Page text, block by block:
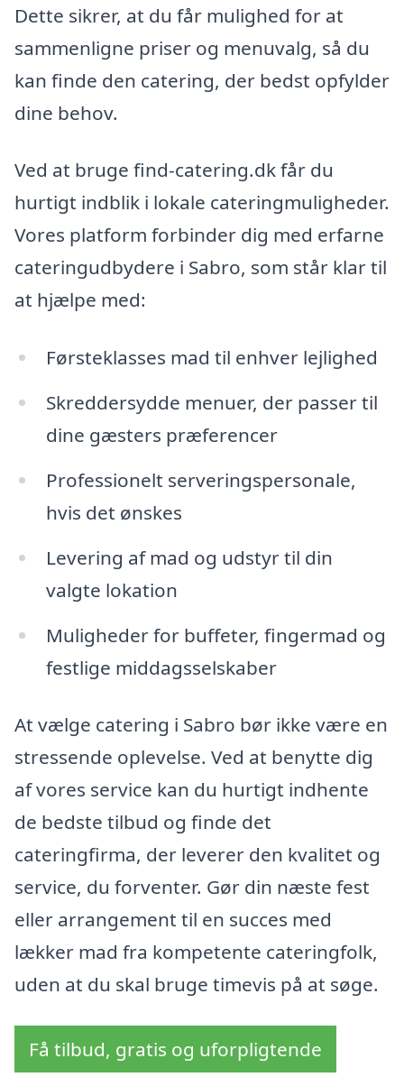
Dette sikrer, at du får mulighed for at
sammenligne priser og menuvalg, så du
kan finde den catering, der bedst opfylder
dine behov.
Ved at bruge find-catering.dk får du
hurtigt indblik i lokale cateringmuligheder.
Vores platform forbinder dig med erfarne
cateringudbydere i Sabro, som står klar til
at hjælpe med:
Førsteklasses mad til enhver lejlighed
Skreddersydde menuer, der passer til
dine gæsters præferencer
Professionelt serveringspersonale,
hvis det ønskes
Levering af mad og udstyr til din
valgte lokation
Muligheder for buffeter, fingermad og
festlige middagsselskaber
At vælge catering i Sabro bør ikke være en
stressende oplevelse. Ved at benytte dig
af vores service kan du hurtigt indhente
de bedste tilbud og finde det
cateringfirma, der leverer den kvalitet og
service, du forventer. Gør din næste fest
eller arrangement til en succes med
lækker mad fra kompetente cateringfolk,
uden at du skal bruge timevis på at søge.
Få tilbud, gratis og uforpligtende